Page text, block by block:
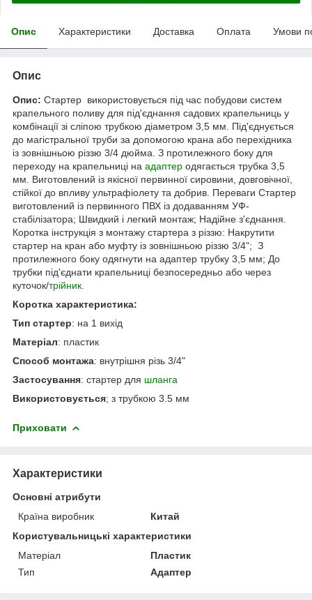
Опис Характеристики Доставка Оплата Умови
Опис
Опис: Стартер використовується під час побудови систем
крапельного поливу для під'єднання садових крапельниць у
комбінації зі сліпою трубкою діаметром 3,5 мм. Під'єднується
до магістральної труби за допомогою крана або перехідника
із зовнішньою різзю 3/4 дюйма. З протилежного боку для
переходу на крапельниці на адаптер одягається трубка 3,5
мм. Виготовлений із якісної первинної сировини, довговічної,
стійкої до впливу ультрафіолету та добрив. Переваги Стартер
виготовлений із первинного ПВХ із додаванням УФ-
стабілізатора; Швидкий і легкий монтаж; Надійне з'єднання.
Коротка інструкція з монтажу стартера з різзю: Накрутити
стартер на кран або муфту із зовнішньою різзю 3/4"; З
протилежного боку одягнути на адаптер трубку 3,5 мм; До
трубки під'єднати крапельниці безпосередньо або через
куточок/трійник
Коротка характеристика:
Тип стартер: на 1 вихід
Матеріал: пластик
Способ монтажа: внутрішня різь 3/4"
Застосування: стартер для шланга
Використовується; з трубкою 3.5 мм
Приховати
Характеристики
Основні атрибути
Країна виробник
Китай
Користувальницькі характеристики
Матеріал
Пластик
Тип
Адаптер